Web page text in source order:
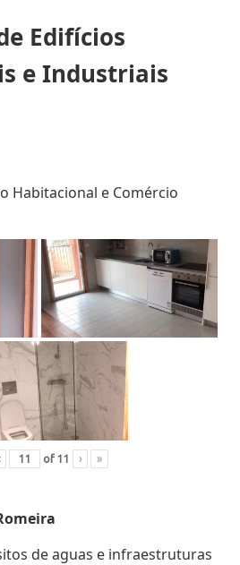
Edifícios
e Industriais
Habitacional e Comércio
of 11 › »
de aguas e infraestruturas